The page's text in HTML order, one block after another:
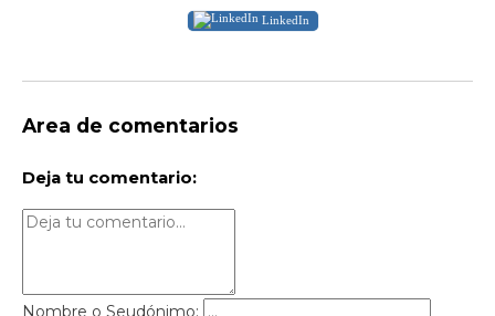
LinkedIn
Area de comentarios
Deja tu comentario: